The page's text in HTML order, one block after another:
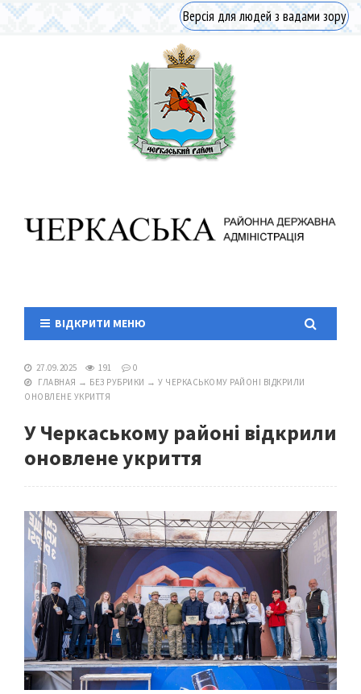
Версія для людей з вадами зору
ВІДКРИТИ МЕНЮ
27.09.2025 191
0
ГЛАВНАЯ → БЕЗ РУБРИКИ → У ЧЕРКАСЬКОМУ РАЙОНІ ВІДКРИЛИ
ОНОВЛЕНЕ УКРИТТЯ
У Черкаському районі відкрили
оновлене укриття